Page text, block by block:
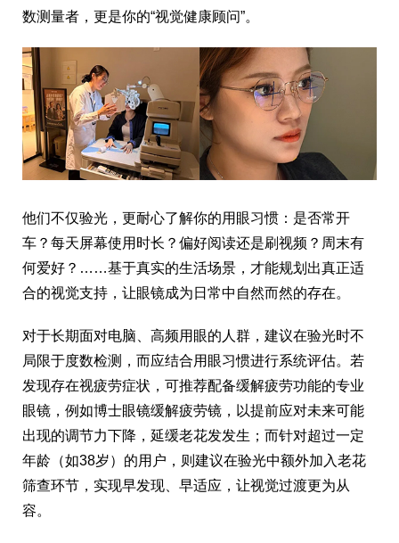
数测量者，更是你的“视觉健康顾问”。
他们不仅验光，更耐心了解你的用眼习惯：是否常开
车？每天屏幕使用时长？偏好阅读还是刷视频？周末有
何爱好？……基于真实的生活场景，才能规划出真正适
合的视觉支持，让眼镜成为日常中自然而然的存在。
对于长期面对电脑、高频用眼的人群，建议在验光时不
局限于度数检测，而应结合用眼习惯进行系统评估。若
发现存在视疲劳症状，可推荐配备缓解疲劳功能的专业
眼镜，例如博士眼镜缓解疲劳镜，以提前应对未来可能
出现的调节力下降，延缓老花发发生；而针对超过一定
年龄（如38岁）的用户，则建议在验光中额外加入老花
筛查环节，实现早发现、早适应，让视觉过渡更为从
容。